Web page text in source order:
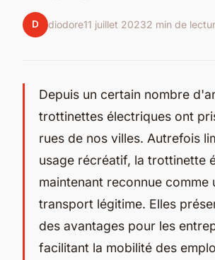
D diodore11 juillet 20232 min de
Depuis un certain nombre
trottinettes électriques ont
rues de nos villes. Autrefois
usage récréatif, la trottinette
maintenant reconnue comme
transport légitime. Elles
des avantages pour les
facilitant la mobilité des